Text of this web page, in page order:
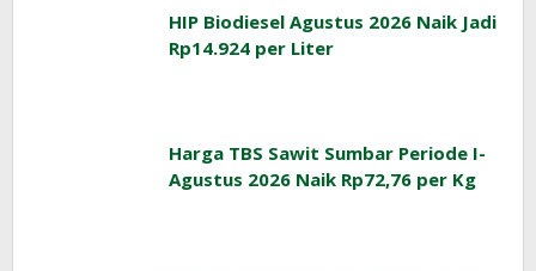
HIP Biodiesel Agustus 2026 Naik Jadi
Rp14.924 per Liter
Harga TBS Sawit Sumbar Periode I-
Agustus 2026 Naik Rp72,76 per Kg